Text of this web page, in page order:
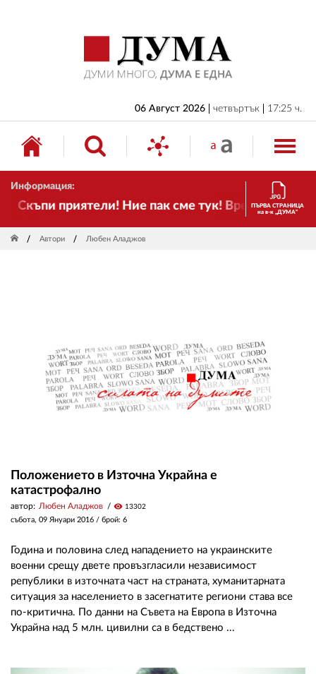
06 Август 2026 четвъртък 17:25 ч.
Информация:
приятели! Ние пак сме тук! Времето сеПЪРВА СТРАНИЦА
на в-к „ДУМА“
Автори Любен Аладжов
Положението в Източна Украйна е
катастрофално
автор: Любен Аладжов visibility 13302
събота, 09 Януари 2016 / брой: 6
Година и половина след нападението на украинските
военни срещу двете провъзгласили независимост
републики в източната част на страната, хуманитарната
ситуация за населението в засегнатите региони става все
по-критична. По данни на Съвета на Европа в Източна
Украйна над 5 млн. цивилни са в бедствено ...
БЪЛГАРИЯ
ИКОНОМИКА
ИЗБОРИ
СВЯТ
ЗА НАС
АВТОРИ
РЕДАКЦИЯ
ПОЛИТИКА ЗА БИСКВИТКИТЕ
ПОЛИТИКАТА ЗА
ПОВЕРИТЕЛНОСТ
02 975 20 35